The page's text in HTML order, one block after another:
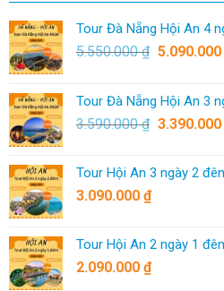
Tour Đà Nẵng Hội An 4
5.550.000₫ 5.090.000
Tour Đà Nẵng Hội An 3
3.590.000₫ 3.390.000
Tour Hội An 3 ngày 2
3.090.000 ₫
Tour Hội An 2 ngày 1
2.090.000 ₫